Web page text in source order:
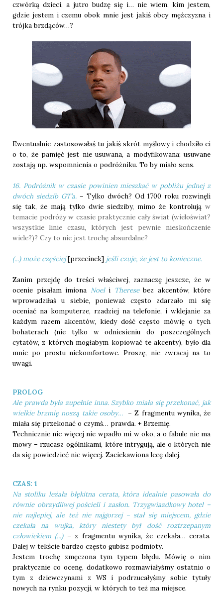
czwórką dzieci, a jutro budzę się i… nie wiem, kim jestem,
gdzie jestem i czemu obok mnie jest jakiś obcy mężczyzna i
trójka brzdąców…?
Ewentualnie zastosowałaś tu jakiś skrót myślowy i chodziło ci
o to, że pamięć jest nie usuwana, a modyfikowana; usuwane
zostają np. wspomnienia o podróżniku. To by miało sens.
16. Podróżnik w czasie powinien mieszkać w pobliżu jednej z
dwóch siedzib GT’a. – Tylko dwóch? Od 1700 roku rozwinęli
się tak, że mają tylko dwie siedziby, mimo że kontrolują w
temacie podróży w czasie praktycznie cały świat (wieloświat?
wszystkie linie czasu, których jest pewnie nieskończenie
wiele?)? Czy to nie jest trochę absurdalne?
(...) może częściej [przecinek] jeśli czuje, że jest to konieczne.
Zanim przejdę do treści właściwej, zaznaczę jeszcze, że w
ocenie pisałam imiona Noeli Theresebez akcentów, które
wprowadziłaś u siebie, ponieważ często zdarzało mi się
oceniać na komputerze, rzadziej na telefonie, i wklejanie za
każdym razem akcentów, kiedy dość często mówię o tych
bohaterach (nie tylko w odniesieniu do poszczególnych
cytatów, z których mogłabym kopiować te akcenty), było dla
mnie po prostu niekomfortowe. Proszę, nie zwracaj na to
uwagi.
PROLOG
Ale prawda była zupełnie inna. Szybko miała się przekonać, jak
wielkie brzmię noszą takie osoby… – Z fragmentu wynika, że
miała się przekonać o czymś… prawda. + Brzemię.
Technicznie nic więcej nie wpadło mi w oko, a o fabule nie ma
mowy – rzucasz ogólnikami, które intrygują, ale o których nie
da się powiedzieć nic więcej. Zaciekawiona lecę dalej.
CZAS: 1
Na stoliku leżała błękitna cerata, która idealnie pasowała do
równie obrzydliwej pościeli i zasłon. Trzygwiazdkowy hotel –
nie najlepiej, ale też nie najgorzej – stał się miejscem, gdzie
czekała na wujka, który niestety był dość roztrzepanym
człowiekiem (...) – z fragmentu wynika, że czekała… cerata.
Dalej w tekście bardzo często gubisz podmioty.
Jestem trochę zmęczona tym typem błędu. Mówię o nim
praktycznie co ocenę, dodatkowo rozmawiałyśmy ostatnio o
tym z dziewczynami z WS i podrzucałyśmy sobie tytuły
nowych na rynku pozycji, w których to też ma miejsce.